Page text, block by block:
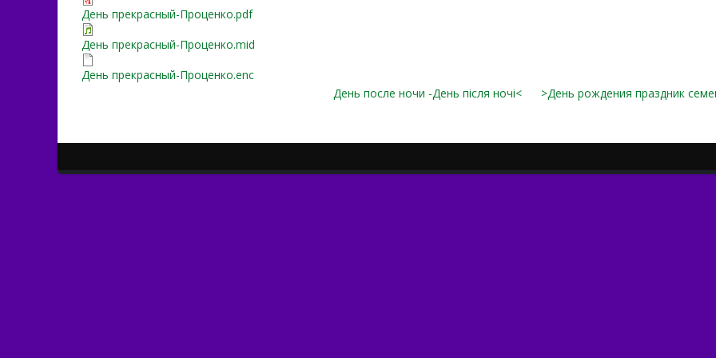
День прекрасный-Проценко.pdf
День прекрасный-Проценко.mid
День прекрасный-Проценко.enc
День после ночи -День після ночі<
>День рождения праздник